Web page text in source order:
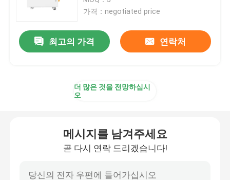
집의 에너지 배터리
가격：negotiated price
최고의 가격 연락처
더 많은 것을 전망하십시
오
메시지를 남겨주세요
곧 다시 연락 드리겠습니다!